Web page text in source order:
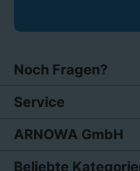
Noch Fragen?
Service
ARNOWA GmbH
Beliebte